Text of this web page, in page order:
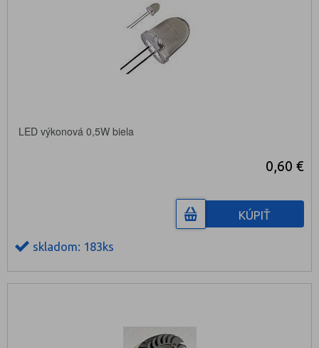
LED výkonová 0,5W biela
0,60 €
KÚPIŤ
skladom: 183ks